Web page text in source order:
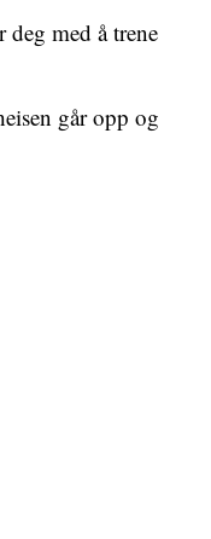
med å trene
går opp og